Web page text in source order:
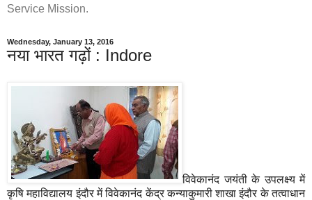
Service Mission.
Wednesday, January 13, 2016
नया भारत गढ़ों : Indore
विवेकानंद जयंती के उपलक्ष्य में
कृषि महाविद्यालय इंदौर में विवेकानंद केंद्र कन्याकुमारी शाखा इंदौर के तत्वाधान